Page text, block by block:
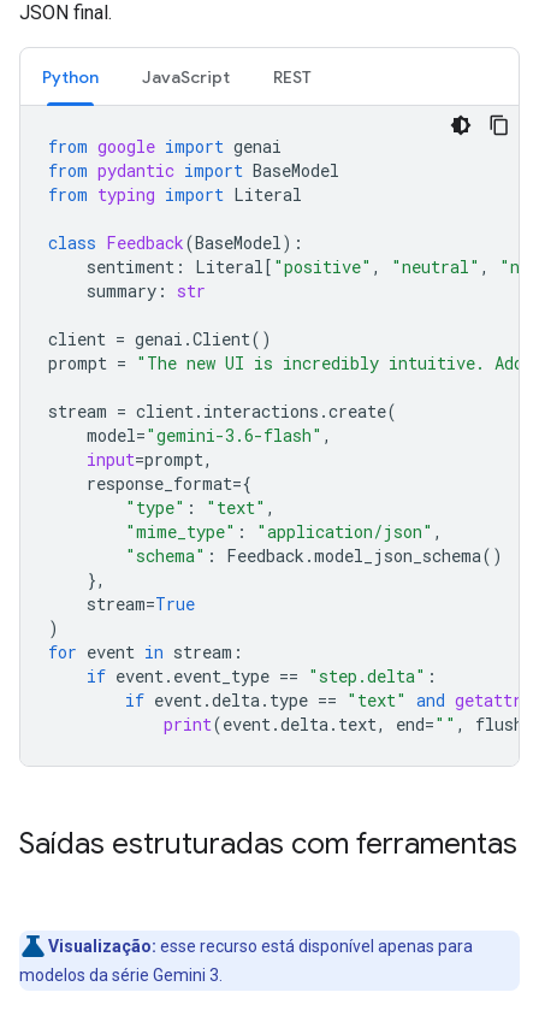
JSON final.
Python JavaScript REST
from google import genai
from pydantic import BaseModel
from typing import Literal
class Feedback(BaseModel):
sentiment : Literal[ "positive" , "neutral" ,
summary : str
client = genai .Client()
prompt = "The new UI is incredibly intuitive. Add
stream = client. interactions .create(
model="gemini-3.6-flash" ,
input=prompt,
response_format={
"type" : "text" ,
"mime_type" : "application/json" ,
"schema" : Feedback .model_json_schema()
},
stream=True
)
for event in stream :
if event. event_type == "step.delta" :
if event.delta. type == "text" and getattr
print(event.delta. text, end="" , flush
Saídas estruturadas com ferramentas
Visualização: esse recurso está disponível apenas para
modelos da série Gemini 3.